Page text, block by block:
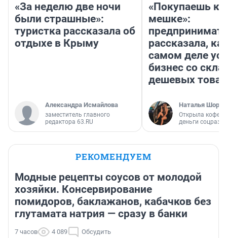
«За неделю две ночи
были страшные»:
туристка рассказала об
отдыхе в Крыму
Александра Исмайлова
заместитель главного
редактора 63.RU
«Покупаешь
мешке»:
рассказала,
самом деле
бизнес со
дешевых
Наталья
Открыла
деньги
РЕКОМЕНДУЕМ
Модные рецепты соусов от молодой
хозяйки. Консервирование
помидоров, баклажанов, кабачков без
глутамата натрия — сразу в банки
7 часов 4 089 Обсудить